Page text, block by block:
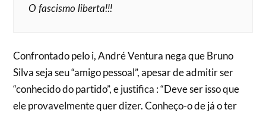
O fascismo liberta!!!
Confrontado pelo i, André Ventura nega que Bruno
Silva seja seu “amigo pessoal”, apesar de admitir ser
“conhecido do partido”, e justifica : “Deve ser isso que
ele provavelmente quer dizer. Conheço-o de já o ter